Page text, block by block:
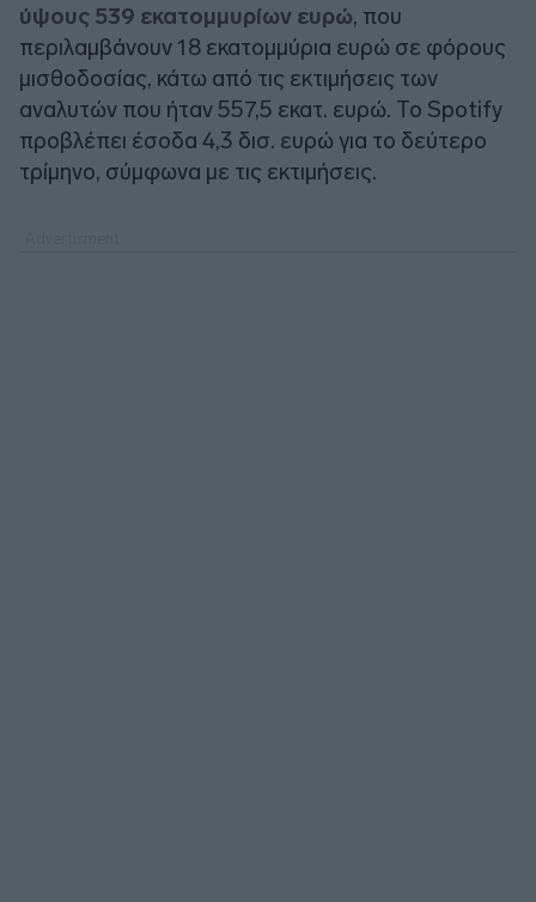
ύψους 539 εκατομμυρίων ευρώ, που
περιλαμβάνουν 18 εκατομμύρια ευρώ σε φόρους
μισθοδοσίας, κάτω από τις εκτιμήσεις των
αναλυτών που ήταν 557,5 εκατ. ευρώ. Το Spotify
προβλέπει έσοδα 4,3 δισ. ευρώ για το δεύτερο
τρίμηνο, σύμφωνα με τις εκτιμήσεις.